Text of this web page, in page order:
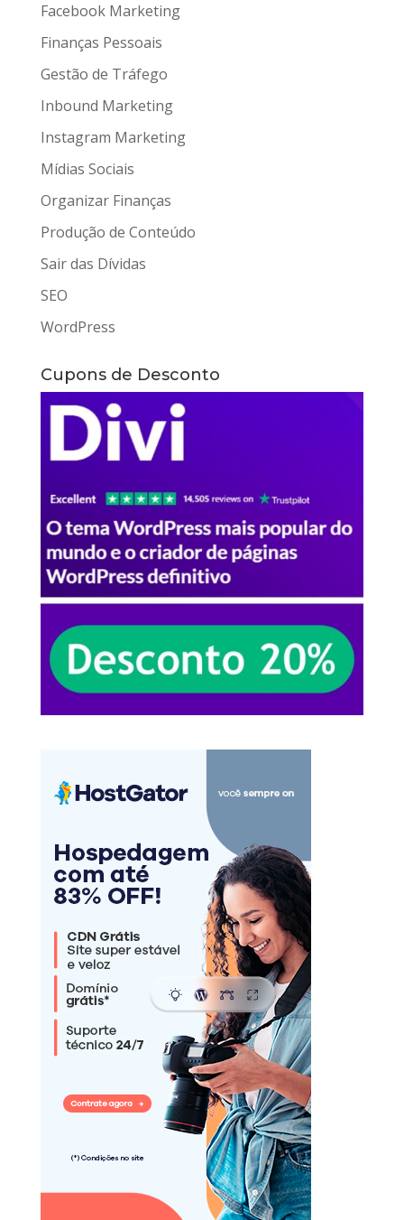
Facebook Marketing
Finanças Pessoais
Gestão de Tráfego
Inbound Marketing
Instagram Marketing
Mídias Sociais
Organizar Finanças
Produção de Conteúdo
Sair das Dívidas
SEO
WordPress
Cupons de Desconto